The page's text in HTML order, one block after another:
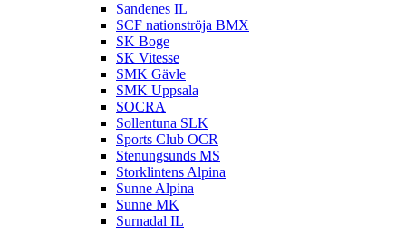
Sandenes IL
SCF nationströja BMX
SK Boge
SK Vitesse
SMK Gävle
SMK Uppsala
SOCRA
Sollentuna SLK
Sports Club OCR
Stenungsunds MS
Storklintens Alpina
Sunne Alpina
Sunne MK
Surnadal IL